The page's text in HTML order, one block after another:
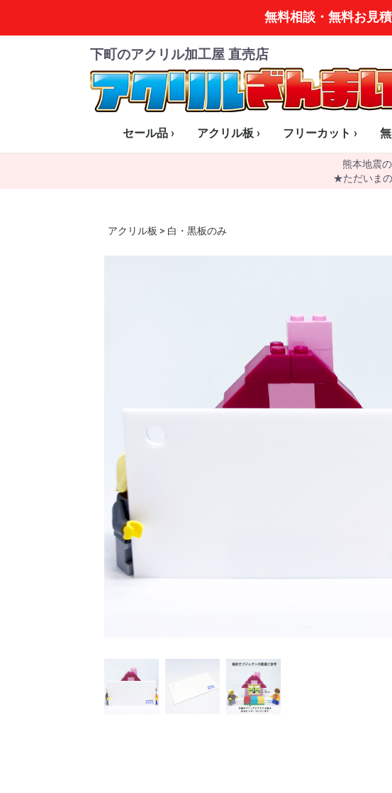
無料相談・無料お見
下町のアクリル加工屋 直売店
セール品 › アクリル板 ›
透明板
透明板
透明板
透明板
透明板
透明板
透明板
透明板
透明板
透明板
透明板
透明板
UV印刷用
ミラー板
ミラー板
ミラー板
カラー板
カラー板
カラー板
カラー板
カラー板
カラー板
ラメ
ホログラ
雲柄 (ミ
蓄光
フリーカット ›
熊本地震
★ただいま
アクリル板 > 白・黒板のみ